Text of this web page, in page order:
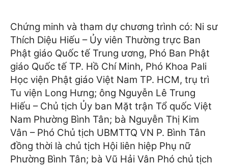
Chứng minh và tham dự chương trình có: Ni sư
Thích Diệu Hiếu – Ủy viên Thường trực Ban
Phật giáo Quốc tế Trung ương, Phó Ban Phật
giáo Quốc tế TP. Hồ Chí Minh, Phó Khoa Pali
Học viện Phật giáo Việt Nam TP. HCM, trụ trì
Tu viện Long Hưng; ông Nguyễn Lê Trung
Hiếu – Chủ tịch Ủy ban Mặt trận Tổ quốc Việt
Nam Phường Bình Tân; bà Nguyễn Thị Kim
Vân – Phó Chủ tịch UBMTTQ VN P. Bình Tân
đồng thời là chủ tịch Hội liên hiệp Phụ nữ
Phường Bình Tân; bà Vũ Hải Vân Phó chủ tịch